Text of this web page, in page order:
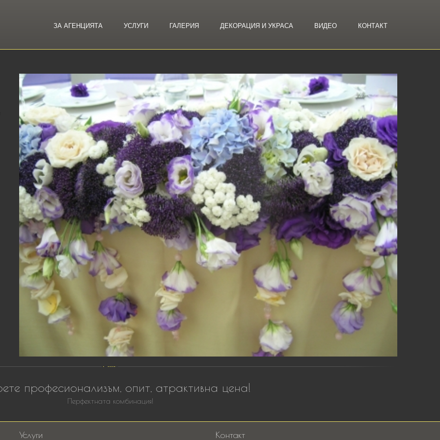
ЗА АГЕНЦИЯТА УСЛУГИ ГАЛЕРИЯ ДЕКОРАЦИЯ И УКРАСА ВИДЕО КОНТАКТ
професионализъм, опит, атрактивна цена!
Перфектната комбинация!
Услуги Контакт